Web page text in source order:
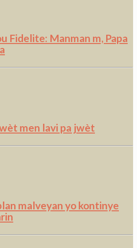
Fidelite: Manman m, Papa
men lavi pa jwèt
malveyan yo kontinye